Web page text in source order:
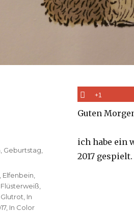
+1
Guten
ich habe ein
2017
, Geburtstag,
, Elfenbein,
Flüsterweiß,
Glutrot, In
, In Color